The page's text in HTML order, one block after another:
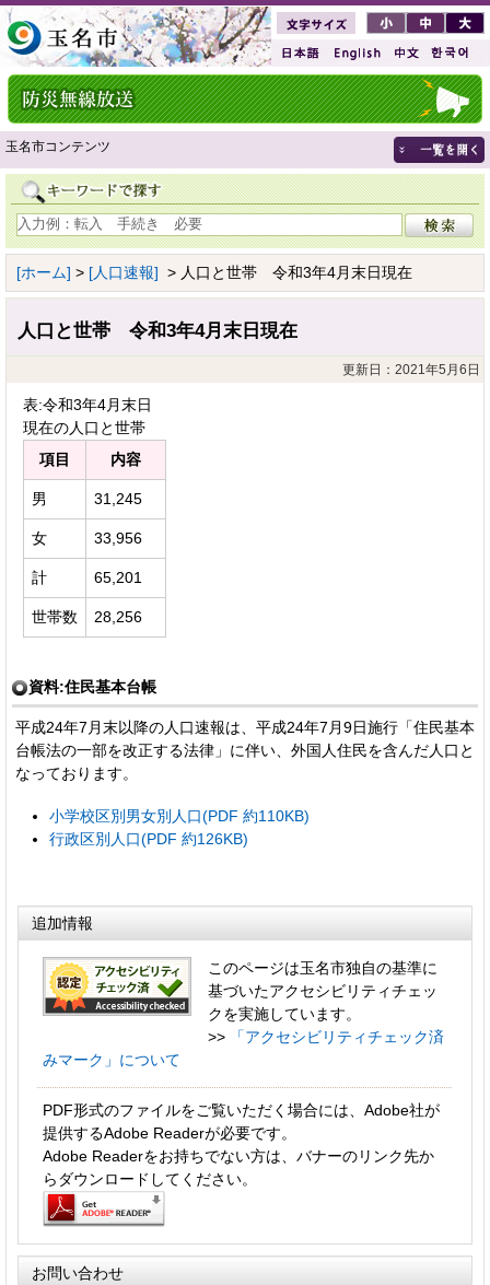
玉名市コンテンツ
[ホーム] > [人口速報] > 人口と世帯 令和3年4月末日現在
人口と世帯 令和3年4月末日現在
更新日：2021年5月6日
表:令和3年4月末日
現在の人口と世帯
項目
内容
男 31,245
女 33,956
計 65,201
世帯数 28,256
資料:住民基本台帳
平成24年7月末以降の人口速報は、平成24年7月9日施行「住民基本
台帳法の一部を改正する法律」に伴い、外国人住民を含んだ人口と
なっております。
小学校区別男女別人口(PDF 約110KB)
行政区別人口(PDF 約126KB)
追加情報
このページは玉名市独自の基準に
基づいたアクセシビリティチェッ
クを実施しています。
>>
「アクセシビリティチェック済
みマーク」について
PDF形式のファイルをご覧いただく場合には、Adobe社が
提供するAdobe Readerが必要です。
Adobe Readerをお持ちでない方は、バナーのリンク先か
らダウンロードしてください。
お問い合わせ